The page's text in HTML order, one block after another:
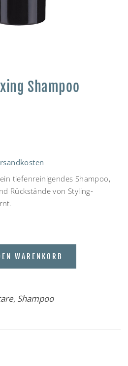
Shampoo
tiefenreinigendes Shampoo,
Rückstände von Styling-
WARENKORB
, Shampoo